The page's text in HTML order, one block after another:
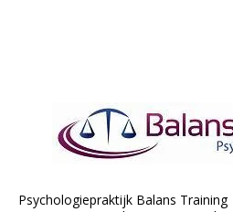
Psychologiepraktijk Balans